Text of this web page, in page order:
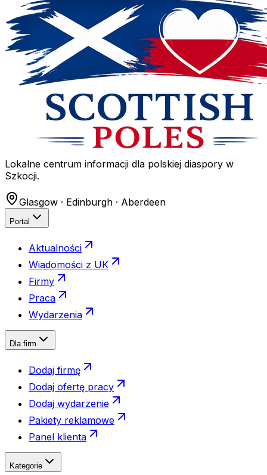
Lokalne centrum informacji dla polskiej diaspory w
Szkocji.
Glasgow · Edinburgh · Aberdeen
Portal
Aktualności
Wiadomości z UK
Firmy
Praca
Wydarzenia
Dla firm
Dodaj firmę
Dodaj ofertę pracy
Dodaj wydarzenie
Pakiety reklamowe
Panel klienta
Kategorie